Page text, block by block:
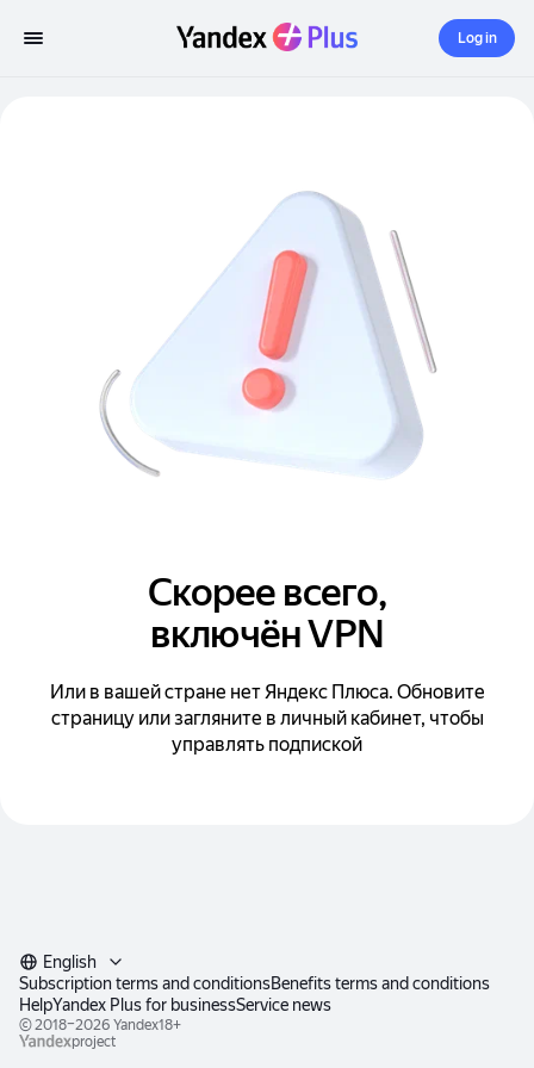
Log in
Скорее всего,
включён VPN
Или в вашей стране нет Яндекс Плюса. Обновите
страницу или загляните в личный кабинет, чтобы
управлять подпиской
Subscription terms and conditionsBenefits terms and conditions
HelpYandex Plus for businessService news
English
© 2018–2026 Yandex18+
project